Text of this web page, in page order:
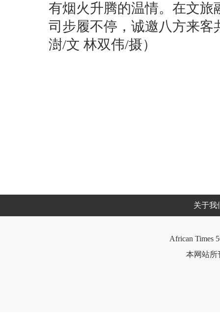
有烟火升腾的温情。在文
司步履不停，诚邀八方来
澍/文 林双伟/摄）
关于我
African Times
本网站所